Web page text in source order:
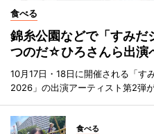
食べる
錦糸公園などで「すみ
つのだ☆ひろさんら出演
10月17日・18日に開催される「す
2026」の出演アーティスト第2弾
食べる